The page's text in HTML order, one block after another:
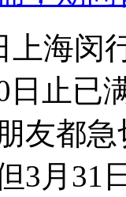
上海
日止已
友都
3月31